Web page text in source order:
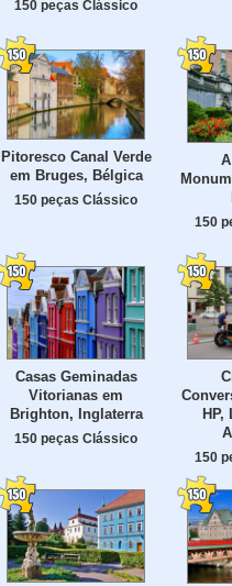
150 peças Clássico
Pitoresco Canal Verde
em Bruges, Bélgica
150 peças Clássico
150
Casas Geminadas
Vitorianas em
Brighton, Inglaterra
150 peças Clássico
HP,
150